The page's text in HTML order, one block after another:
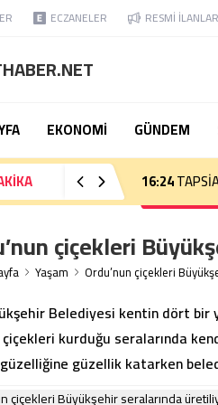
ECZANELER RESMİ İLANLAR
EKONOMİ GÜNDEM
16:18
çiçekleri
Yaşam Ordu’nun çiçekleri
Belediyesi kentin dört bir
çiçekleri kurduğu seralarında
güzellik katarken